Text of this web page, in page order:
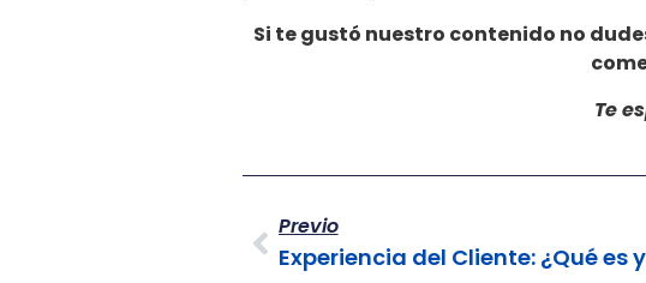
Si te gustó nuestro contenido no
Te
Previo